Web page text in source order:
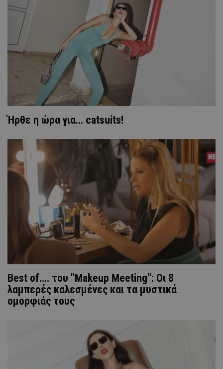
Ήρθε η ώρα για... catsuits!
Best of.... του "Makeup Meeting": Οι 8
λαμπερές καλεσμένες και τα μυστικά
ομορφιάς τους